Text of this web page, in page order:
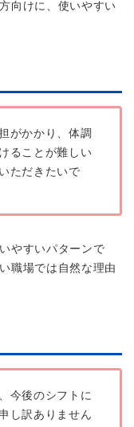
向けに、使いやすい
がかかり、体調
ることが難しい
ただきたいで
やすいパターンで
職場では自然な理由
今後のシフトに
し訳ありません